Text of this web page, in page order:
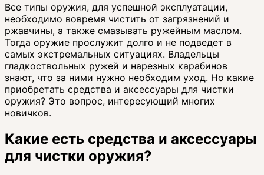
Все типы оружия, для успешной эксплуатации,
необходимо вовремя чистить от загрязнений и
ржавчины, а также смазывать ружейным маслом.
Тогда оружие прослужит долго и не подведет в
самых экстремальных ситуациях. Владельцы
гладкоствольных ружей и нарезных карабинов
знают, что за ними нужно необходим уход. Но какие
приобретать средства и аксессуары для чистки
оружия? Это вопрос, интересующий многих
новичков.
Какие есть средства и аксессуары
для чистки оружия?